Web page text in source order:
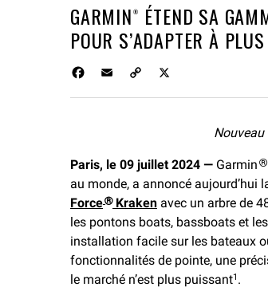
GARMIN® ÉTEND SA
POUR S’ADAPTER À
o
k
n
k
Paris, le 09 juillet 2024 — Garmin ®
au monde, a annoncé aujourd’hui
Force®Kraken avec un arbre de
les pontons boats, bassboats et
installation facile sur les bateaux
fonctionnalités de pointe, une
le marché n’est plus puissant1 .